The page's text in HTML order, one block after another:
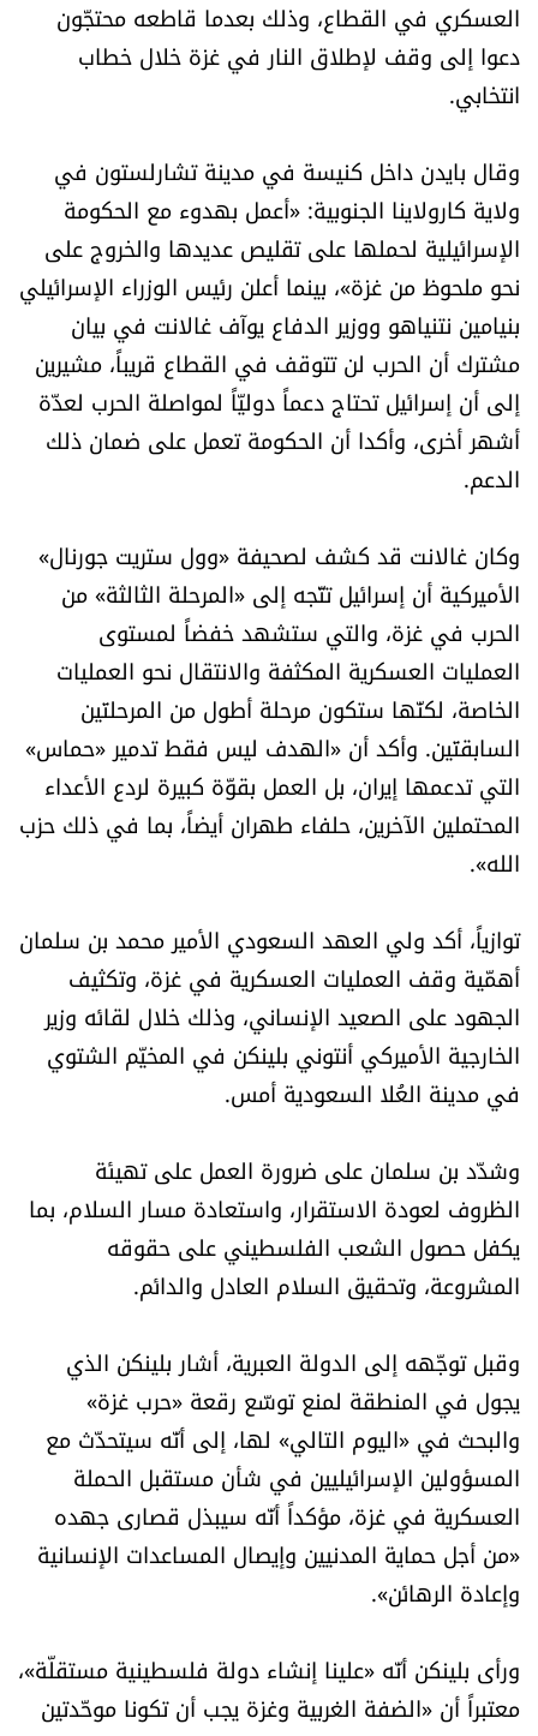
آراء
اقتصاد
الصحافة الإسرائيلية
ثقافة وفنون
فصل من كتاب
اقرأ تضحك
كاميرا
سجالات
صحّة وصحن
الرياضة
منوّعات
حظّك اليوم
فيديو
من نحن
للتواصل معنا
شروط الاستخدام
شروط الإشتراك
Digital solutions by
العسكري في القطاع، وذلك بعدما قاطعه محتجّون
دعوا إلى وقف لإطلاق النار في غزة خلال خطاب
انتخابي.
وقال بايدن داخل كنيسة في مدينة تشارلستون في
ولاية كارولاينا الجنوبية: «أعمل بهدوء مع الحكومة
الإسرائيلية لحملها على تقليص عديدها والخروج على
نحو ملحوظ من غزة»، بينما أعلن رئيس الوزراء الإسرائيلي
بنيامين نتنياهو ووزير الدفاع يوآف غالانت في بيان
مشترك أن الحرب لن تتوقف في القطاع قريباً، مشيرين
إلى أن إسرائيل تحتاج دعماً دوليّاً لمواصلة الحرب لعدّة
أشهر أخرى، وأكدا أن الحكومة تعمل على ضمان ذلك
الدعم.
وكان غالانت قد كشف لصحيفة «وول ستريت جورنال»
الأميركية أن إسرائيل تتّجه إلى «المرحلة الثالثة» من
الحرب في غزة، والتي ستشهد خفضاً لمستوى
العمليات العسكرية المكثفة والانتقال نحو العمليات
الخاصة، لكنّها ستكون مرحلة أطول من المرحلتَين
السابقتَين. وأكد أن «الهدف ليس فقط تدمير «حماس»
التي تدعمها إيران، بل العمل بقوّة كبيرة لردع الأعداء
المحتملين الآخرين، حلفاء طهران أيضاً، بما في ذلك حزب
الله».
توازياً، أكد ولي العهد السعودي الأمير محمد بن سلمان
أهمّية وقف العمليات العسكرية في غزة، وتكثيف
الجهود على الصعيد الإنساني، وذلك خلال لقائه وزير
الخارجية الأميركي أنتوني بلينكن في المخيّم الشتوي
في مدينة العُلا السعودية أمس.
وشدّد بن سلمان على ضرورة العمل على تهيئة
الظروف لعودة الاستقرار، واستعادة مسار السلام، بما
يكفل حصول الشعب الفلسطيني على حقوقه
المشروعة، وتحقيق السلام العادل والدائم.
وقبل توجّهه إلى الدولة العبرية، أشار بلينكن الذي
يجول في المنطقة لمنع توسّع رقعة «حرب غزة»
والبحث في «اليوم التالي» لها، إلى أنّه سيتحدّث مع
المسؤولين الإسرائيليين في شأن مستقبل الحملة
العسكرية في غزة، مؤكداً أنّه سيبذل قصارى جهده
«من أجل حماية المدنيين وإيصال المساعدات الإنسانية
وإعادة الرهائن».
ورأى بلينكن أنّه «علينا إنشاء دولة فلسطينية مستقلّة»،
معتبراً أن «الضفة الغربية وغزة يجب أن تكونا موحّدتين